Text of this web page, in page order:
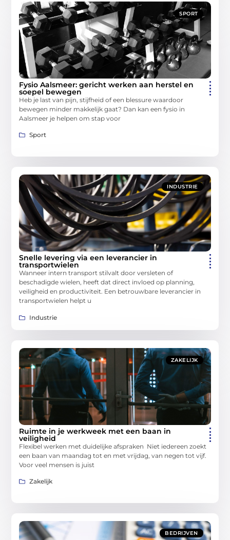
SPORT
Fysio Aalsmeer: gericht werken aan herstel en
soepel bewegen
Heb je last van pijn, stijfheid of een blessure waardoor
bewegen minder makkelijk gaat? Dan kan een fysio in
Aalsmeer je helpen om stap voor
Sport
INDUSTRIE
Snelle levering via een leverancier in
transportwielen
Wanneer intern transport stilvalt door versleten of
beschadigde wielen, heeft dat direct invloed op planning,
veiligheid en productiviteit. Een betrouwbare leverancier in
transportwielen helpt u
Industrie
ZAKELIJK
Ruimte in je werkweek met een baan in
veiligheid
Flexibel werken met duidelijke afspraken Niet iedereen zoekt
een baan van maandag tot en met vrijdag, van negen tot vijf.
Voor veel mensen is juist
Zakelijk
BEDRIJVEN